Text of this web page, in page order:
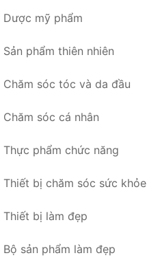
Dược mỹ phẩm
Sản phẩm thiên nhiên
Chăm sóc tóc và da đầu
Chăm sóc cá nhân
Thực phẩm chức năng
Thiết bị chăm sóc sức khỏe
Thiết bị làm đẹp
Bộ sản phẩm làm đẹp